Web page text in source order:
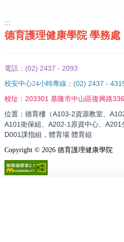
:::
德育護理健康學院 學務處
電話： (02) 2437 - 2093
校安中心24小時專線： (02) 2437 -
校址： 203301 基隆市中山區復興路
位置：德育樓（A103-2資源教室、
A101衛保組、A202-1原資中心、A201
D001課指組，體育場 體育組
Copyright © 2026德育護理健康學院